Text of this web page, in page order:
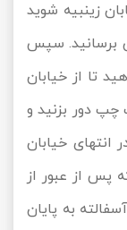
زینبیه شوید
برسانید. سپس
تا از خیابان
چپ دور بزنید و
انتهای خیابان
پس از عبور از
به پایان